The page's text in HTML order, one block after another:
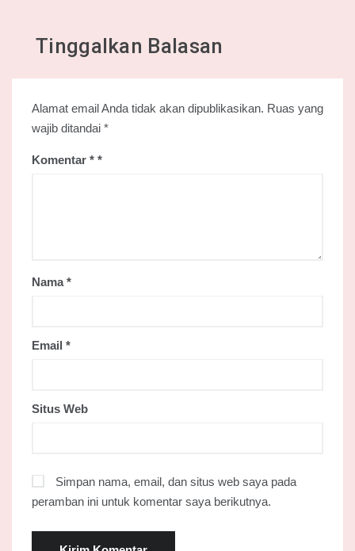
Tinggalkan Balasan
Alamat email Anda tidak akan dipublikasikan. Ruas yang
wajib ditandai *
Komentar *
Nama*
Email *
Situs Web
Simpan nama, email, dan situs web saya pada
peramban ini untuk komentar saya berikutnya.